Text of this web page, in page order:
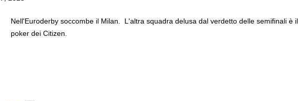
Nell'Euroderby soccombe il Milan. L'altra squadra delusa dal verdetto delle semifinali è
poker dei Citizen.